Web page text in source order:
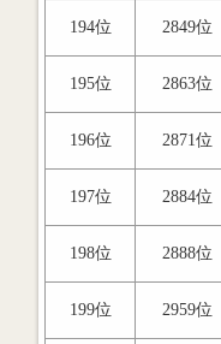
194位 2849位
195位 2863位
196位 2871位
197位 2884位
198位 2888位
199位 2959位